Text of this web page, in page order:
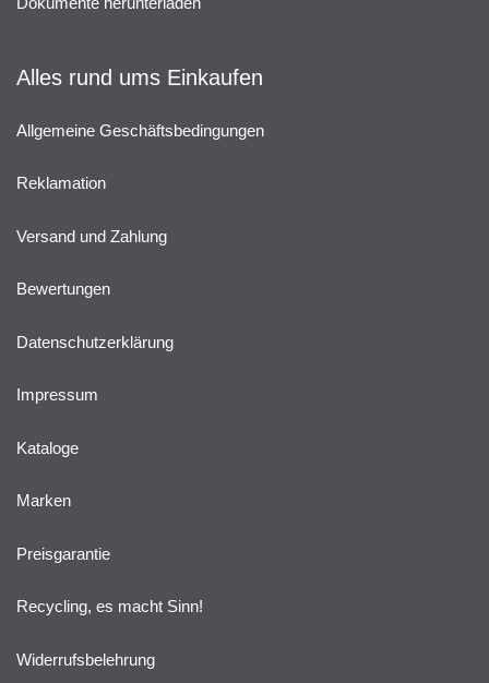
Alles rund ums Einkaufen
Allgemeine Geschäftsbedingungen
Reklamation
Versand und Zahlung
Bewertungen
Datenschutzerklärung
Impressum
Kataloge
Marken
Preisgarantie
Recycling, es macht Sinn!
Widerrufsbelehrung